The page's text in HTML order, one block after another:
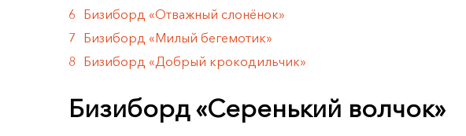
Бизиборд «Отважный слонёнок»
Бизиборд «Милый бегемотик»
Бизиборд «Добрый крокодильчик»
Бизиборд «Серенький волчок»